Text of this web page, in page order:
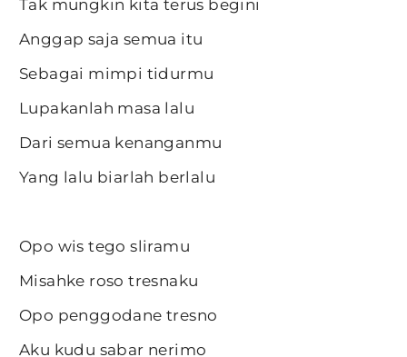
Tak mungkin kita terus begini
Anggap saja semua itu
Sebagai mimpi tidurmu
Lupakanlah masa lalu
Dari semua kenanganmu
Yang lalu biarlah berlalu
Opo wis tego sliramu
Misahke roso tresnaku
Opo penggodane tresno
Aku kudu sabar nerimo